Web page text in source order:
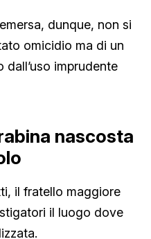
dunque, non si
omicidio ma di un
imprudente
nascosta
il fratello maggiore
il luogo dove